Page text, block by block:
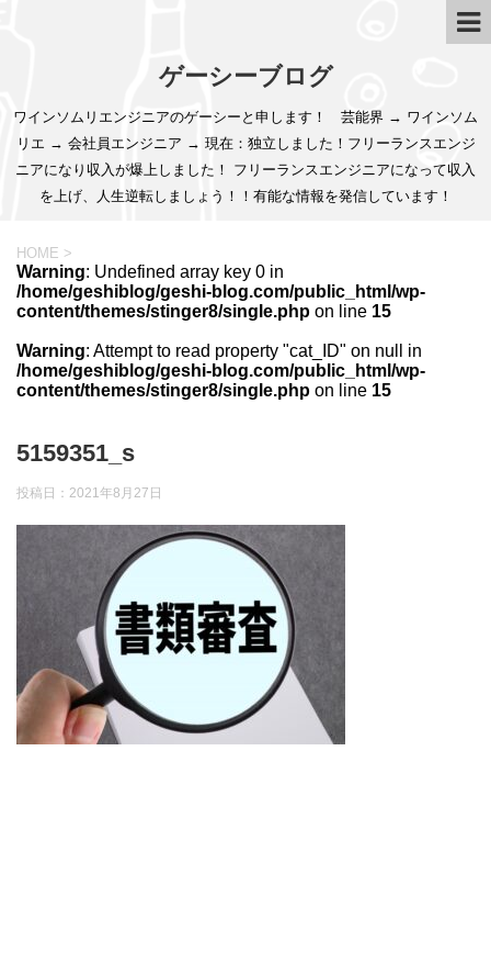
ゲーシーブログ
ワインソムリエンジニアのゲーシーと申します！ 芸能界 → ワインソム
リエ → 会社員エンジニア → 現在：独立しました！フリーランスエンジ
ニアになり収入が爆上しました！ フリーランスエンジニアになって収入
を上げ、人生逆転しましょう！！有能な情報を発信しています！
HOME >
Warning: Undefined array key 0 in
/home/geshiblog/geshi-blog.com/public_html/wp-
content/themes/stinger8/single.php on line 15
Warning: Attempt to read property "cat_ID" on null in
/home/geshiblog/geshi-blog.com/public_html/wp-
content/themes/stinger8/single.php on line 15
5159351_s
投稿日： 2021年8月27日